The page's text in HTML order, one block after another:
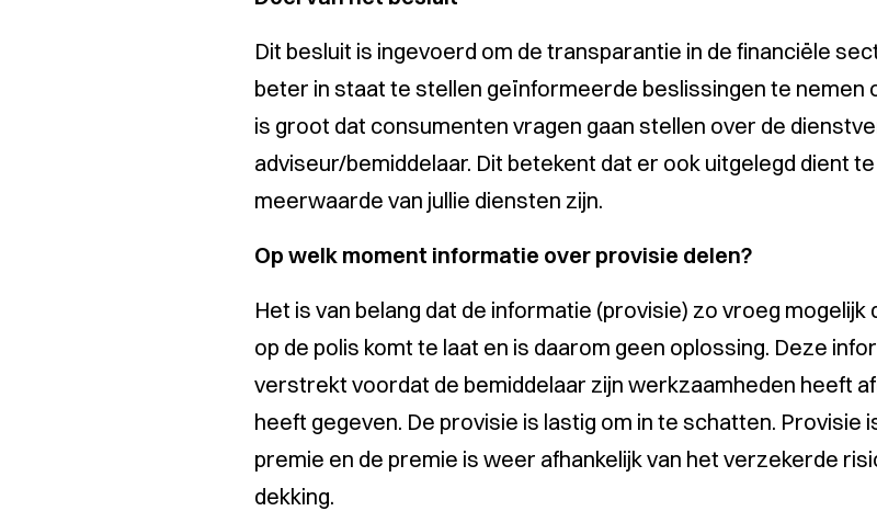
Dit besluit is ingevoerd om de transparantie in de financiële
beter in staat te stellen geïnformeerde beslissingen te nemen
is groot dat consumenten vragen gaan stellen over de
adviseur/bemiddelaar. Dit betekent dat er ook uitgelegd dient
meerwaarde van jullie diensten zijn.
Op welk moment informatie over provisie delen?
Het is van belang dat de informatie (provisie) zo vroeg
op de polis komt te laat en is daarom geen oplossing. Deze
verstrekt voordat de bemiddelaar zijn werkzaamheden heeft
heeft gegeven. De provisie is lastig om in te schatten. Provisie
premie en de premie is weer afhankelijk van het verzekerde
dekking.